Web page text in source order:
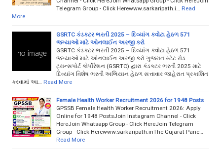
Telegram Group - Click Herewww.sarkaripath.i…
Read
More
GSRTC કંડક્ટર ભરતી 2025 – દિવ્યાંગ ક્વોટા હેઠળ 571
જગ્યાઓ માટે ઓનલાઈન અરજી કરો
GSRTC કંડક્ટર ભરતી 2025 – દિવ્યાંગ ક્વોટા હેઠળ 571
જગ્યાઓ માટે ઓનલાઈન અરજી કરો ગુજરાત સ્ટેટ રોડ
ટ્રાન્સપોર્ટ કોર્પોરેશન (GSRTC) દ્વારા કંડક્ટર ભરતી 2025 માટે
દિવ્યાંગ વિશેષ ભરતી અભિયાન હેઠળ સત્તાવાર જાહેરાત પ્રકાશિત
કરવામાં આ…
Read More
Female Health Worker Recruitment 2026 for 1948 Posts
GPSSB Female Health Worker Recruitment 2026: Apply
Online for 1948 PostsJoin Instagram Channel - Click
HereJoin Whatsapp Group - Click HereJoin Telegram
Group - Click Herewww.sarkaripath.inThe Gujarat Panc…
Read More